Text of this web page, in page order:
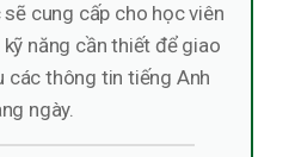
cung cấp cho học viên
năng cần thiết để giao
các thông tin tiếng Anh
ngày.